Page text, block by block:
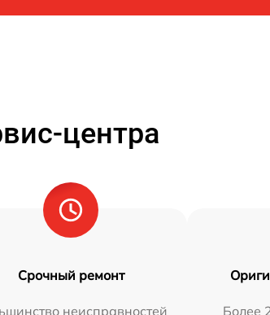
центра
Срочный ремонт
неисправностей
Более